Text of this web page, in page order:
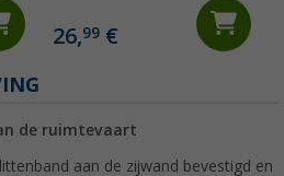
26,99€
de ruimtevaart
aan de zijwand bevestigd en